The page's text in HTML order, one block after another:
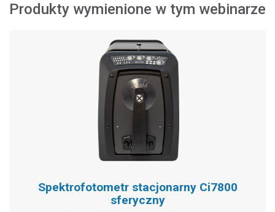
Produkty wymienione w tym webinarze
Spektrofotometr stacjonarny Ci7800
sferyczny